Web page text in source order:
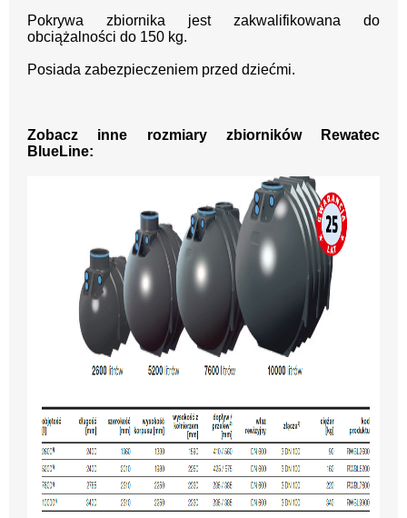
Pokrywa zbiornika jest zakwalifikowana do
obciążalności do 150 kg.
Posiada zabezpieczeniem przed dziećmi.
Zobacz inne rozmiary zbiorników Rewatec
BlueLine: